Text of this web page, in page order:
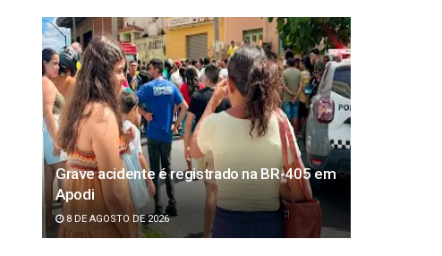
Grave acidente é registrado na BR-405 em
Apodi
8 DE AGOSTO DE 2026